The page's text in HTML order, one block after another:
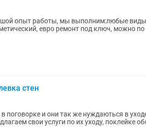
опыт работы, мы выполним:любые виды
евро ремонт под ключ, можно по
стен
поговорке и они так же нуждаються в
свои услуги по их уходу, поклейке